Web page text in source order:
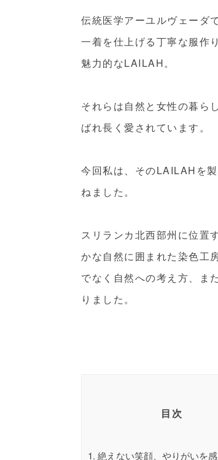
伝統医学アーユルヴェーダ
一着を仕上げる丁寧な服作
魅力的なLAILAH。
それらは自然と女性の暮ら
ばれ長く愛されています。
今回私は、そのLAILAHを
ねました。
スリランカ北西部州に位置
かな自然に囲まれた染色工
でなく自然への考え方、ま
りました。
目次
1. 絶えない笑顔、やりがいを